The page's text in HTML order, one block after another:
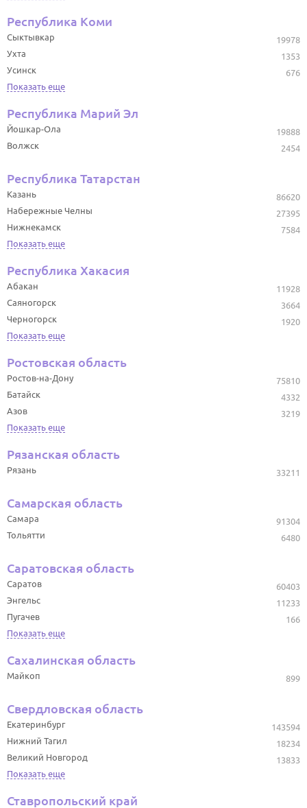
Республика Коми
19978
Сыктывкар
1353
Ухта
676
Усинск
Показать еще
Республика Марий Эл
19888
Йошкар-Ола
2454
Волжск
Республика Татарстан
86620
Казань
27395
Набережные Челны
7584
Нижнекамск
Показать еще
Республика Хакасия
11928
Абакан
3664
Саяногорск
1920
Черногорск
Показать еще
Ростовская область
75810
Ростов-на-Дону
4332
Батайск
3219
Азов
Показать еще
Рязанская область
33211
Рязань
Самарская область
91304
Самара
6480
Тольятти
Саратовская область
60403
Саратов
11233
Энгельс
166
Пугачев
Показать еще
Сахалинская область
899
Майкоп
Свердловская область
143594
Екатеринбург
18234
Нижний Тагил
13833
Великий Новгород
Показать еще
Ставропольский край